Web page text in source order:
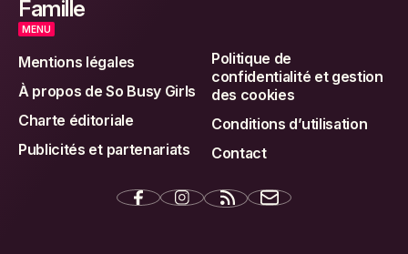
Famille
MENU
Mentions légales
À propos de So Busy Girls
Charte éditoriale
Publicités et partenariats
Politique de
confidentialité et gestion
des cookies
Conditions d’utilisation
Contact